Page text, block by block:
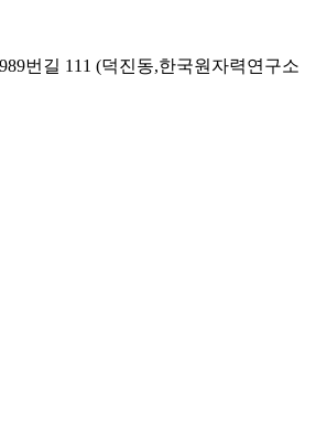
번길 111 (덕진동,한국원자력연구소